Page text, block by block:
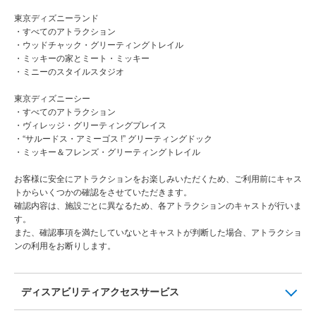
東京ディズニーランド
・すべてのアトラクション
・ウッドチャック・グリーティングトレイル
・ミッキーの家とミート・ミッキー
・ミニーのスタイルスタジオ
東京ディズニーシー
・すべてのアトラクション
・ヴィレッジ・グリーティングプレイス
・“サルードス・アミーゴス !” グリーティングドック
・ミッキー＆フレンズ・グリーティングトレイル
お客様に安全にアトラクションをお楽しみいただくため、ご利用前にキャス
トからいくつかの確認をさせていただきます。
確認内容は、施設ごとに異なるため、各アトラクションのキャストが行いま
す。
また、確認事項を満たしていないとキャストが判断した場合、アトラクショ
ンの利用をお断りします。
ディスアビリティアクセスサービス